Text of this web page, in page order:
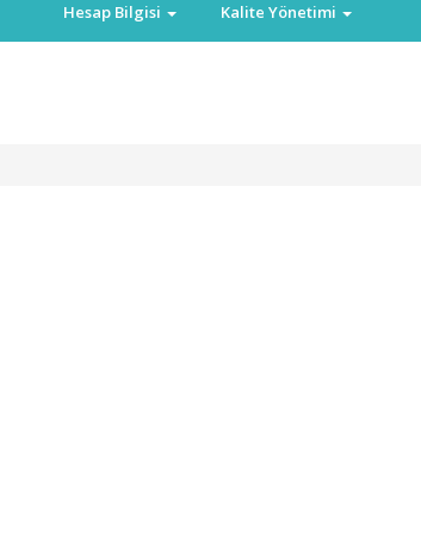
Hesap Bilgisi Kalite Yönetimi